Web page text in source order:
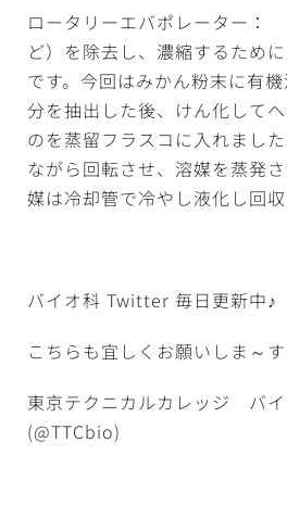
ロータリーエバポレーター：
ど）を除去し、濃縮するため
です。今回はみかん粉末に有
分を抽出した後、けん化して
のを蒸留フラスコに入れまし
ながら回転させ、溶媒を蒸発
媒は冷却管で冷やし液化し回収
バイオ科 Twitter 毎日更新中♪
こちらも宜しくお願いしま～
東京テクニカルカレッジ バ
(@TTCbio)